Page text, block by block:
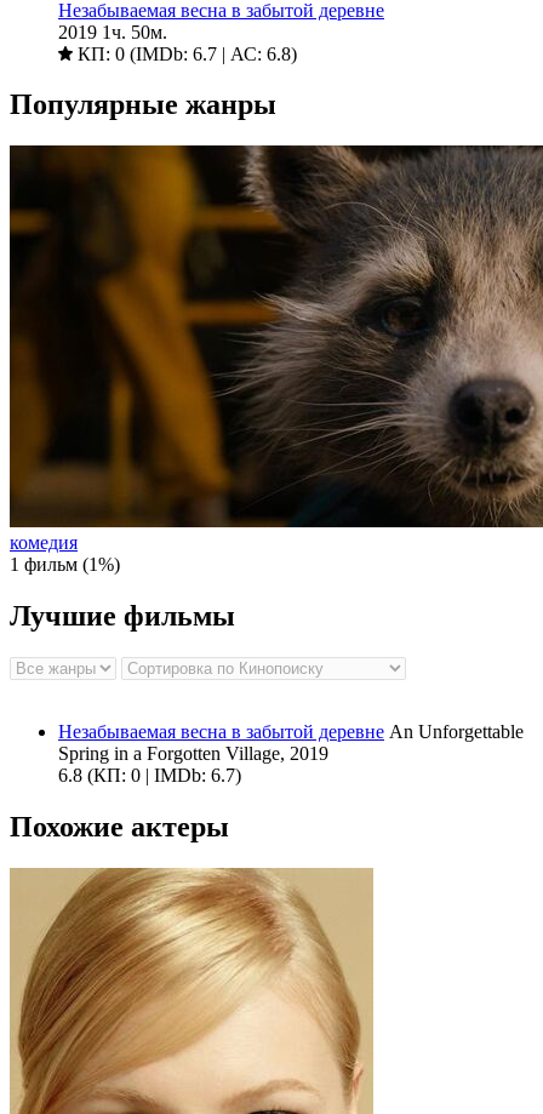
Незабываемая весна в забытой деревне
2019 1ч. 50м.
КП: 0 (IMDb: 6.7 | АС: 6.8)
Популярные жанры
комедия
1 фильм (1%)
Лучшие фильмы
Незабываемая весна в забытой деревне An Unforgettable
Spring in a Forgotten Village, 2019
6.8 (КП: 0 | IMDb: 6.7)
Похожие актеры